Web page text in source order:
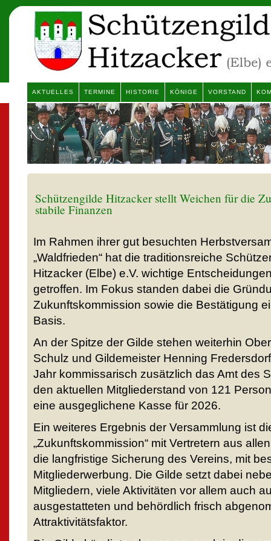
AKTUELLES TERMINE HISTORIE KÖNIGE VORSTAND
Schützengilde Hitzacker stellt Weichen für die
stabile Finanzen
Im Rahmen ihrer gut besuchten
„Waldfrieden“ hat die traditionsreiche
Hitzacker (Elbe) e.V. wichtige
getroffen. Im Fokus standen dabei die
Zukunftskommission sowie die Bestätigung
Basis.
An der Spitze der Gilde stehen weiterhin
Schulz und Gildemeister Henning
Jahr kommissarisch zusätzlich das Amt des
den aktuellen Mitgliederstand von 121
eine ausgeglichene Kasse für 2026.
Ein weiteres Ergebnis der Versammlung ist
„Zukunftskommission“ mit Vertretern aus
die langfristige Sicherung des Vereins, mit
Mitgliederwerbung. Die Gilde setzt dabei
Mitgliedern, viele Aktivitäten vor allem auch
ausgestatteten und behördlich frisch
Attraktivitätsfaktor.